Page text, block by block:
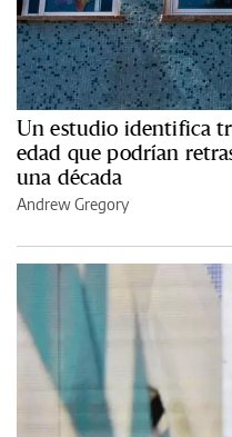
Un estudio identifica
edad que podrían
una década
Andrew Gregory